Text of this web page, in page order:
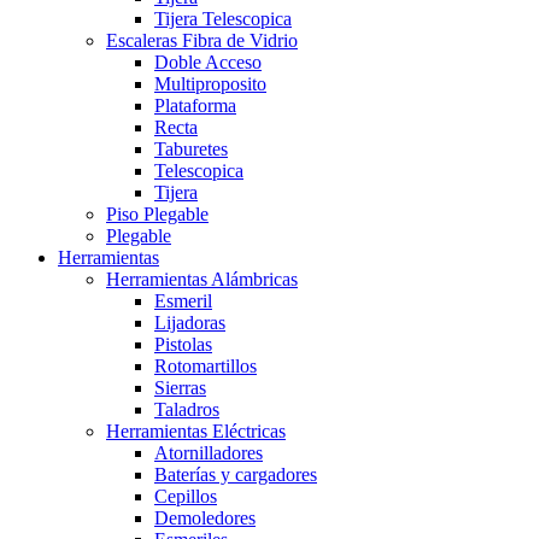
Tijera Telescopica
Escaleras Fibra de Vidrio
Doble Acceso
Multiproposito
Plataforma
Recta
Taburetes
Telescopica
Tijera
Piso Plegable
Plegable
Herramientas
Herramientas Alámbricas
Esmeril
Lijadoras
Pistolas
Rotomartillos
Sierras
Taladros
Herramientas Eléctricas
Atornilladores
Baterías y cargadores
Cepillos
Demoledores